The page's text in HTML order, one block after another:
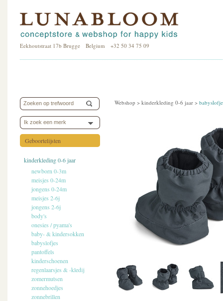
Eekhoutstraat 17b Brugge Belgium +32 50 34 75 09
Ik zoek een merk
Geboortelijsten
kinderkleding 0-6 jaar
newborn 0-3m
meisjes 0-24m
jongens 0-24m
meisjes 2-6j
jongens 2-6j
body's
onesies / pyama's
baby- & kindersokken
babyslofjes
pantoffels
kinderschoenen
regenlaarsjes & -kledij
zomermutsen
zonnehoedjes
zonnebrillen
Webshop > kinderkleding 0-6 jaar >